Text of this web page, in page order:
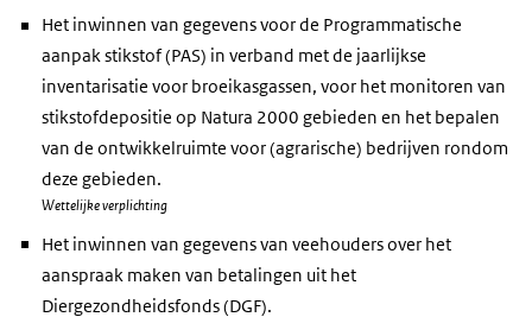
Het inwinnen van gegevens voor de Programmatische
aanpak stikstof (PAS) in verband met de jaarlijkse
inventarisatie voor broeikasgassen, voor het monitoren van
stikstofdepositie op Natura 2000 gebieden en het bepalen
van de ontwikkelruimte voor (agrarische) bedrijven rondom
deze gebieden.
Wettelijke verplichting
Het inwinnen van gegevens van veehouders over het
aanspraak maken van betalingen uit het
Diergezondheidsfonds (DGF).